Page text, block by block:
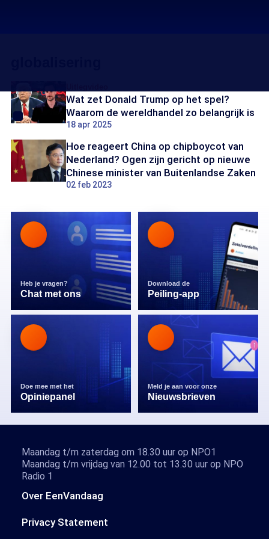
Wat zet Donald Trump op het spel?
Waarom de wereldhandel zo belangrijk is
18 apr 2025
Hoe reageert China op chipboycot van
Nederland? Ogen zijn gericht op nieuwe
Chinese minister van Buitenlandse Zaken
02 feb 2023
Heb je vragen?
Chat met ons
Download de
Peiling-app
Doe mee met het
Opiniepanel
Meld je aan voor onze
Nieuwsbrieven
Over EenVandaag
Privacy Statement
Maandag t/m zaterdag om 18.30 uur op NPO1
Maandag t/m vrijdag van 12.00 tot 13.30 uur op NPO
Radio 1